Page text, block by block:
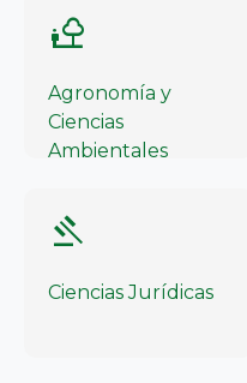
nature_people
Agronomía y
Ciencias
Ambientales
gavel
Ciencias Jurídicas